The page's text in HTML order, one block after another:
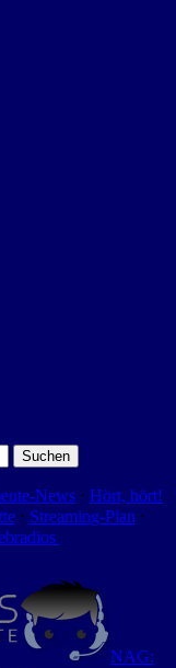
News ⋅ Hört, hört!
⋅ Streaming-Plan ⋅
NAG: